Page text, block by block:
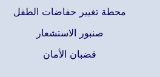
محطة تغيير حفاضات الطفل
صنبور الاستشعار
قضبان الأمان